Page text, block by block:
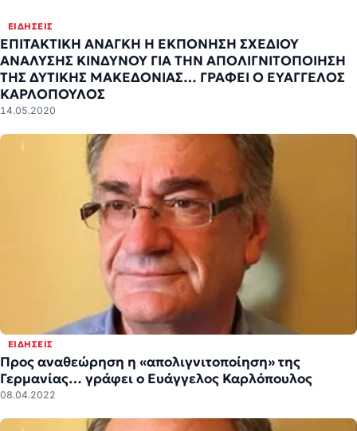
ΕΙΔΉΣΕΙΣ
ΕΠΙΤΑΚΤΙΚΗ ΑΝΑΓΚΗ Η ΕΚΠΟΝΗΣΗ ΣΧΕΔΙΟΥ
ΑΝΑΛΥΣΗΣ ΚΙΝΔΥΝΟΥ ΓΙΑ ΤΗΝ ΑΠΟΛΙΓΝΙΤΟΠΟΙΗΣΗ
ΤΗΣ ΔΥΤΙΚΗΣ ΜΑΚΕΔΟΝΙΑΣ… ΓΡΑΦΕΙ Ο ΕΥΑΓΓΕΛΟΣ
ΚΑΡΛΟΠΟΥΛΟΣ
14.05.2020
ΕΙΔΉΣΕΙΣ
Προς αναθεώρηση η «απολιγνιτοποίηση» της
Γερμανίας… γράφει ο Ευάγγελος Καρλόπουλος
08.04.2022